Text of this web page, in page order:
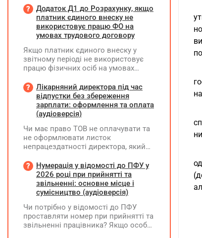
Додаток Д1 до Розрахунку, якщо
платник єдиного внеску не
використовує працю ФО на
умовах трудового договору
Якщо платник єдиного внеску у
звітному періоді не використовує
працю фізичних осіб на умовах
на інших умовах, передбачених
законодавством, Додаток Д1/
Додаток ФІЗ-Д1 за відповідний
період не подається
Лікарняний директора під час
відпустки без збереження
зарплати: оформлення та оплата
(аудіоверсія)
Чи має право ТОВ не оплачувати та
не оформлювати листок
непрацездатності директора, який
збереження заробітної плати під час
призупинення діяльності
підприємства?
Нумерація у відомості до ПФУ у
2026 році при прийнятті та
звільненні: основне місце і
сумісництво (аудіоверсія)
Чи потрібно у відомості до ПФУ
проставляти номер при прийнятті та
звільненні працівника? Якщо особа